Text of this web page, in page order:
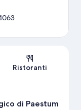
Ristoranti
di Paestum